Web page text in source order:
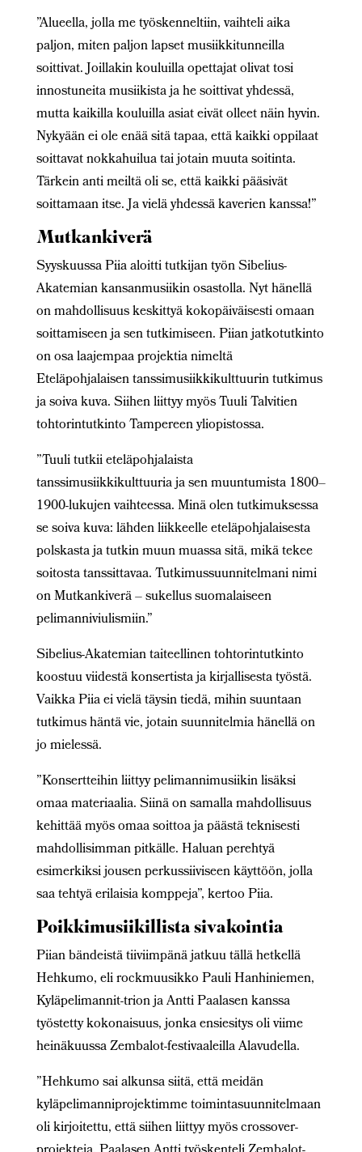
”Alueella, jolla me työskenneltiin, vaihteli aika
paljon, miten paljon lapset musiikkitunneilla
soittivat. Joillakin kouluilla opettajat olivat tosi
innostuneita musiikista ja he soittivat yhdessä,
mutta kaikilla kouluilla asiat eivät olleet näin hyvin.
Nykyään ei ole enää sitä tapaa, että kaikki oppilaat
soittavat nokkahuilua tai jotain muuta soitinta.
Tärkein anti meiltä oli se, että kaikki pääsivät
soittamaan itse. Ja vielä yhdessä kaverien kanssa!”
Mutkankiverä
Syyskuussa Piia aloitti tutkijan työn Sibelius-
Akatemian kansanmusiikin osastolla. Nyt hänellä
on mahdollisuus keskittyä kokopäiväisesti omaan
soittamiseen ja sen tutkimiseen. Piian jatkotutkinto
on osa laajempaa projektia nimeltä
Eteläpohjalaisen tanssimusiikkikulttuurin tutkimus
ja soiva kuva. Siihen liittyy myös Tuuli Talvitien
tohtorintutkinto Tampereen yliopistossa.
”Tuuli tutkii eteläpohjalaista
tanssimusiikkikulttuuria ja sen muuntumista 1800–
1900-lukujen vaihteessa. Minä olen tutkimuksessa
se soiva kuva: lähden liikkeelle eteläpohjalaisesta
polskasta ja tutkin muun muassa sitä, mikä tekee
soitosta tanssittavaa. Tutkimussuunnitelmani nimi
on Mutkankiverä – sukellus suomalaiseen
pelimanniviulismiin.”
Sibelius-Akatemian taiteellinen tohtorintutkinto
koostuu viidestä konsertista ja kirjallisesta työstä.
Vaikka Piia ei vielä täysin tiedä, mihin suuntaan
tutkimus häntä vie, jotain suunnitelmia hänellä on
jo mielessä.
”Konsertteihin liittyy pelimannimusiikin lisäksi
omaa materiaalia. Siinä on samalla mahdollisuus
kehittää myös omaa soittoa ja päästä teknisesti
mahdollisimman pitkälle. Haluan perehtyä
esimerkiksi jousen perkussiiviseen käyttöön, jolla
saa tehtyä erilaisia komppeja”, kertoo Piia.
Poikkimusiikillista sivakointia
Piian bändeistä tiiviimpänä jatkuu tällä hetkellä
Hehkumo, eli rockmuusikko Pauli Hanhiniemen,
Kyläpelimannit-trion ja Antti Paalasen kanssa
työstetty kokonaisuus, jonka ensiesitys oli viime
heinäkuussa Zembalot-festivaaleilla Alavudella.
”Hehkumo sai alkunsa siitä, että meidän
kyläpelimanniprojektimme toimintasuunnitelmaan
oli kirjoitettu, että siihen liittyy myös crossover-